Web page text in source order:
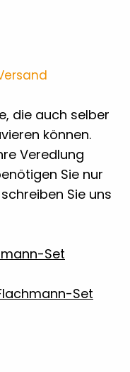
7
2
die auch selber
können.
Veredlung
Sie nur
Sie uns